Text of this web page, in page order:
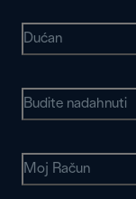
Dućan
Budite nadahnuti
Moj Račun